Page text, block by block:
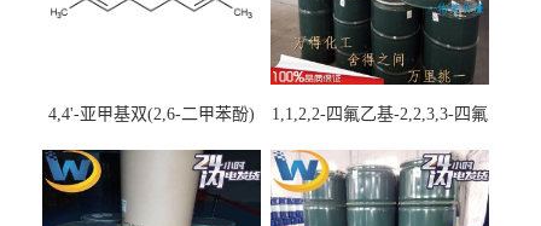
4,4'-亚甲基双(2,6-二甲苯酚)
1,1,2,2-四氟乙基-2,2,3,3-四氟